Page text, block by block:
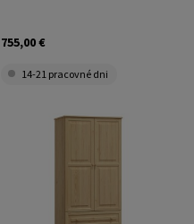
755,00 €
14-21 pracovné dni